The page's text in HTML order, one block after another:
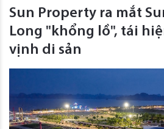
Sun Property ra mắt
Long "khổng lồ", tái
vịnh di sản